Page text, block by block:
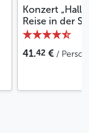
Konzert
Reise in der
41.42 € / Person